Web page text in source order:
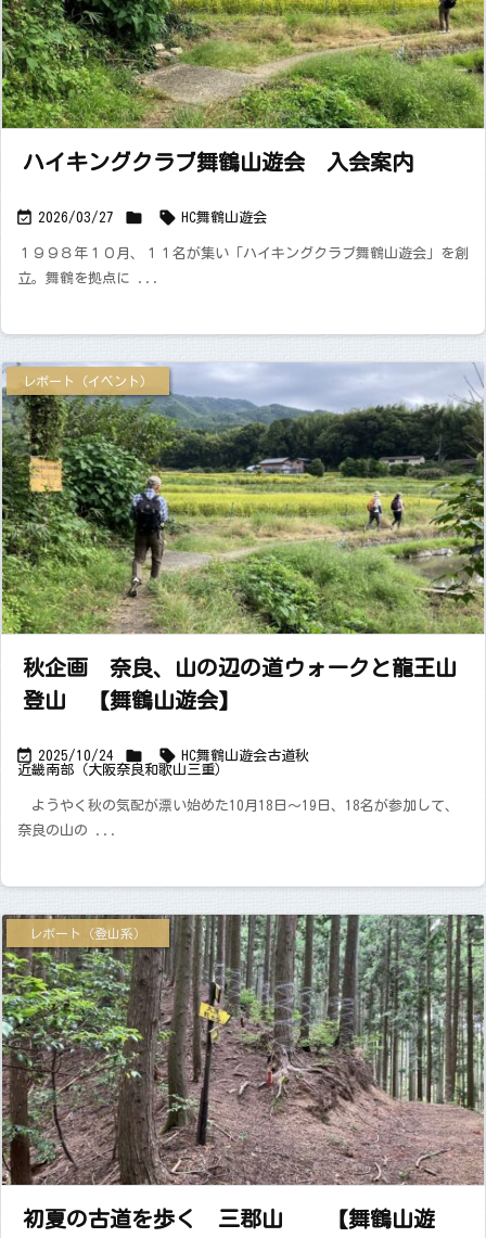
ハイキングクラブ舞鶴山遊会 入会案内
 2026/03/27   HC舞鶴山遊会
１９９８年１０月、１１名が集い「ハイキングクラブ舞鶴山遊会」を創
立。舞鶴を拠点に ...
秋企画 奈良、山の辺の道ウォークと龍王山
登山 【舞鶴山遊会】
 2025/10/24 
レポート（イベント）
 HC舞鶴山遊会古道秋
近畿南部（大阪奈良和歌山三重）
ようやく秋の気配が漂い始めた10月18日～19日、18名が参加して、
奈良の山の ...
初夏の古道を歩く 三郡山 【舞鶴山遊
レポート（登山系）